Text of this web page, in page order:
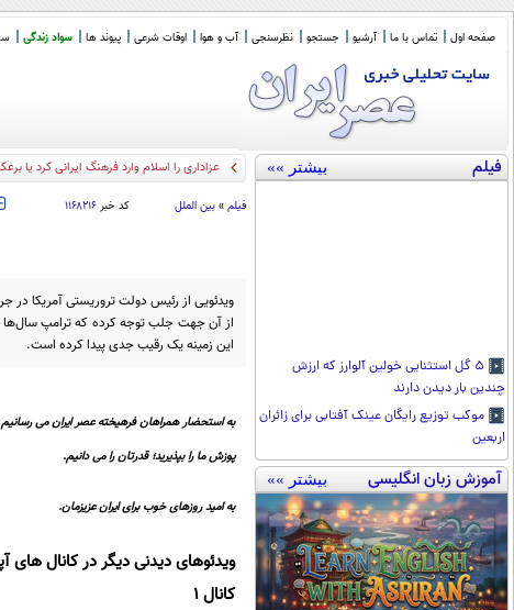
صفحه اول تماس با ما آرشیو جستجو نظرسنجی آب و هوا اوقات شرعی پیوند ها سواد زندگی
فیلم بیشتر »»
۵ گل استثنایی خولین آلوارز که ارزش
چندین بار دیدن دارند
موکب توزیع رایگان عینک آفتابی برای زائران
اربعین
آموزش زبان انگلیسی بیشتر »»
عزاداری را اسلام وارد فرهنگ ایرانی کرد یا
فیلم » بین الملل کد خبر۱۱۶۸۲۱۶
ویدئویی از رئیس دولت تروریستی آمریکا
از آن جهت جلب توجه کرده که ترامپ سال‌ها
این زمینه یک رقیب جدی پیدا کرده است.
به استحضار همراهان فرهیخته عصر ایران می
پوزش ما را بپذیرید؛ قدرتان را می دانیم.
به امید روزهای خوب برای ایران عزیزمان.
ویدئوهای دیدنی دیگر در کانال های
کانال 1